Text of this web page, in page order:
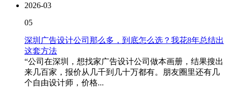
2026-03
05
深圳广告设计公司那么多，到底怎么选？我花8年总结出
这套方法
“公司在深圳，想找家广告设计公司做本画册，结果搜出
来几百家，报价从几千到几十万都有。朋友圈里还有几
个自由设计师，价格...